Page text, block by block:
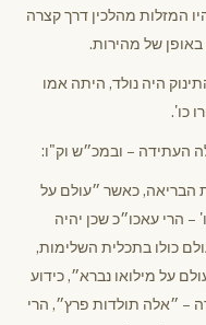
המזלות מהלכין דרך קצרה
באופן של מהירות.
היה נולד, היתה אמו
כו'.
העתידה – ובמכ״ש וק"ו:
כאשר ״עולם על
– הרי עאכו״כ שכן יהיה
כולו בתכלית השלימות,
על מילואו נברא״, כידוע
– ״אלה תולדות פרץ״, הרי